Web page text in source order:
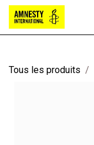
Tous les produits